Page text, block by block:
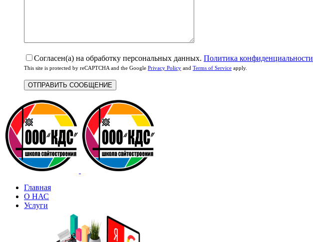
Согласен(а) на обработку персональных данных. Политика конфиденциальности
This site is protected by reCAPTCHA and the Google Privacy Policy and Terms of Service apply.
Главная
О НАС
Услуги